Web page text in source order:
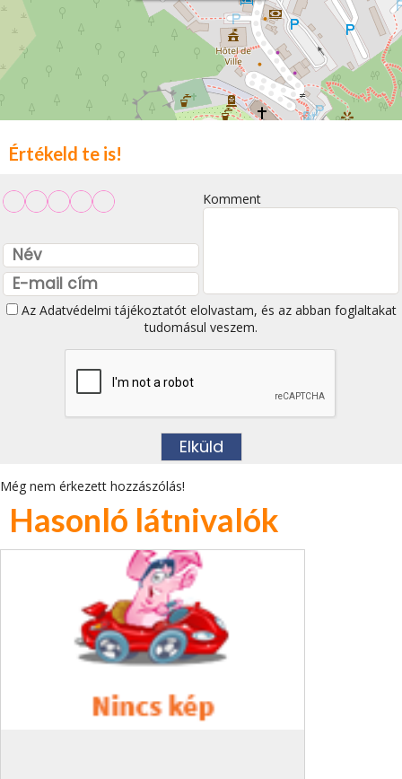
Értékeld te is!
Komment
Az Adatvédelmi tájékoztatótelolvastam, és az abban foglaltakat
tudomásul veszem.
Még nem érkezett hozzászólás!
Hasonló látnivalók